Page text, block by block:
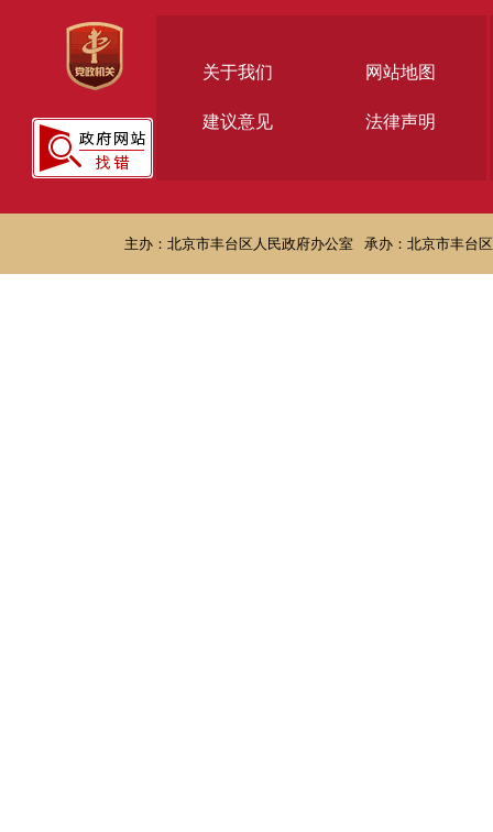
关于我们 网站地图
建议意见 法律声明
主办：北京市丰台区人民政府办公室 承办：北京市丰台